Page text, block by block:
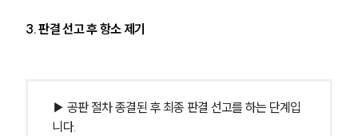
대륜법률상담예약
3. 판결 선고 후 항소 제기
▶ 공판 절차 종결된 후 최종 판결 선고를 하는 단계입
니다.